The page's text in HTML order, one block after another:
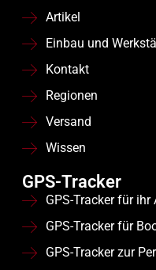
Artikel
Einbau und
Kontakt
Regionen
Versand
Wissen
GPS-Tracker
GPS-Tracker für
GPS-Tracker für
GPS-Tracker zur